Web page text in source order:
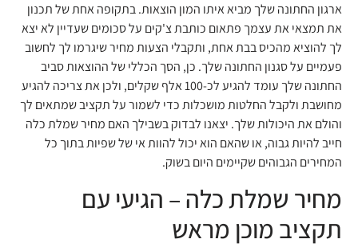
ארגון החתונה שלך מביא איתו המון הוצאות. בתקופה אחת של תכנון
את תמצאי את עצמך פתאום כותבת צ'קים על סכומים שעדיין לא יצא
לך להוציא מהכיס בבת אחת, ותקבלי הצעות מחיר שיגרמו לך לחשוב
פעמיים על סגנון החתונה שלך. כן, הסך הכללי של ההוצאות סביב
החתונה שלך עומד להגיע לכ-100 אלף שקלים, ולכן את צריכה להגיע
מחושבת ולקבל החלטות מושכלות כדי לשמור על תקציב שמתאים לך
והולם את היכולות שלך. יצאנו לבדוק בשבילך האם מחיר שמלת כלה
חייב להיות גבוה, או שהאם הוא יכול להוות אי של שפיות בתוך כל
המחירים הגבוהים שקיימים היום בשוק.
מחיר שמלת כלה – הגיעי עם
תקציב מוכן מראש